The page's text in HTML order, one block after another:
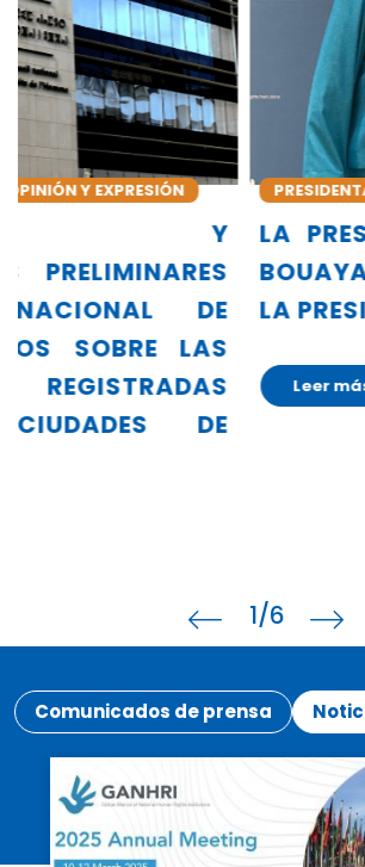
LA PRESIDENTA DEL
BOUAYACH, ASUME
LA PRESIDENCIA DE LA
PRESIDENTA ALLIANZA GLOBAL DE
Leer más
1/6
Comunicados de prensa